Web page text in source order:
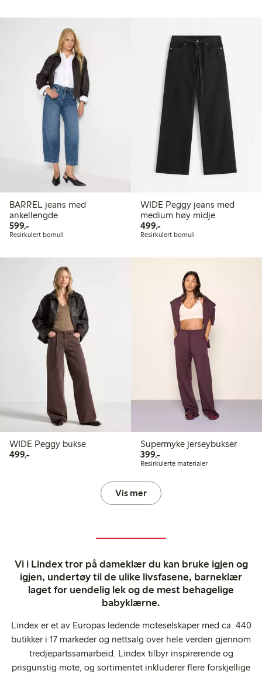
BARREL jeans med
ankellengde
599,-599,00 kr
Resirkulert bomull
WIDE Peggy jeans med
medium høy midje
499,-499,00 kr
Resirkulert bomull
WIDE Peggy bukse
499,-499,00 kr
Supermyke jerseybukser
399,-399,00 kr
Resirkulerte materialer
Vis mer
Vi i Lindex tror på dameklær du kan bruke igjen og
igjen, undertøy til de ulike livsfasene, barneklær
laget for uendelig lek og de mest behagelige
babyklærne.
Lindex er et av Europas ledende moteselskaper med ca. 440
butikker i 17 markeder og nettsalg over hele verden gjennom
tredjepartssamarbeid. Lindex tilbyr inspirerende og
prisgunstig mote, og sortimentet inkluderer flere forskjellige